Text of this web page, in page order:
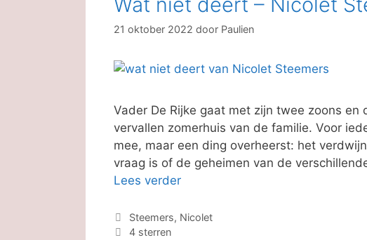
21 oktober 2022 door Paulien
Vader De Rijke gaat met zijn twee zoons
vervallen zomerhuis van de familie. Voor
mee, maar een ding overheerst: het
vraag is of de geheimen van de
Lees verder
Categorieën
Steemers, Nicolet
Tags
4 sterren